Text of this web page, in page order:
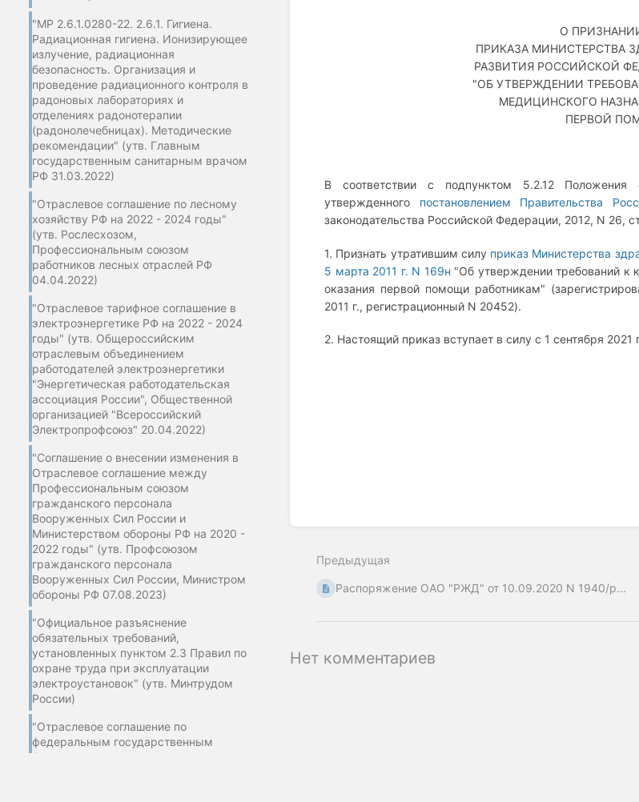
"МР 2.6.1.0280-22. 2.6.1. Гигиена.
Радиационная гигиена. Ионизирующее
излучение, радиационная
безопасность. Организация и
проведение радиационного контроля в
радоновых лабораториях и
отделениях радонотерапии
(радонолечебницах). Методические
рекомендации" (утв. Главным
государственным санитарным врачом
РФ 31.03.2022)
"Отраслевое соглашение по лесному
хозяйству РФ на 2022 - 2024 годы"
(утв. Рослесхозом,
Профессиональным союзом
работников лесных отраслей РФ
04.04.2022)
"Отраслевое тарифное соглашение в
электроэнергетике РФ на 2022 - 2024
годы" (утв. Общероссийским
отраслевым объединением
работодателей электроэнергетики
"Энергетическая работодательская
ассоциация России", Общественной
организацией "Всероссийский
Электропрофсоюз" 20.04.2022)
"Соглашение о внесении изменения в
Отраслевое соглашение между
Профессиональным союзом
гражданского персонала
Вооруженных Сил России и
Министерством обороны РФ на 2020 -
2022 годы" (утв. Профсоюзом
гражданского персонала
Вооруженных Сил России, Министром
обороны РФ 07.08.2023)
"Официальное разъяснение
обязательных требований,
установленных пунктом 2.3 Правил по
охране труда при эксплуатации
электроустановок" (утв. Минтрудом
России)
"Отраслевое соглашение по
федеральным государственным
бюджетным и казенным
О
ПРИКАЗА МИНИСТЕРСТВА
РАЗВИТИЯ РОССИЙСКОЙ
"ОБ УТВЕРЖДЕНИИ
МЕДИЦИНСКОГО
ПЕРВОЙ
В соответствии с подпунктом 5.2.12 Положения
утвержденного постановлением Правительства
законодательства Российской Федерации, 2012, N 26,
1. Признать утратившим силу приказ Министерства
5 марта 2011 г. N 169н "Об утверждении требований к
оказания первой помощи работникам"
2011 г., регистрационный N 20452).
2. Настоящий приказ вступает в силу с 1 сентября 2021
mode
Предыдущая
Распоряжение ОАО "РЖД" от 10.09.2020 N 1940/р...
Нет комментариев